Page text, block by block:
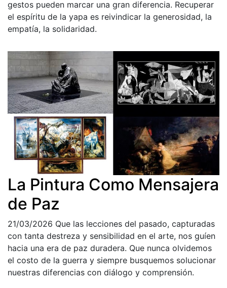
gestos pueden marcar una gran diferencia. Recuperar
el espíritu de la yapa es reivindicar la generosidad, la
empatía, la solidaridad.
La Pintura Como Mensajera
de Paz
21/03/2026 Que las lecciones del pasado, capturadas
con tanta destreza y sensibilidad en el arte, nos guíen
hacia una era de paz duradera. Que nunca olvidemos
el costo de la guerra y siempre busquemos solucionar
nuestras diferencias con diálogo y comprensión.